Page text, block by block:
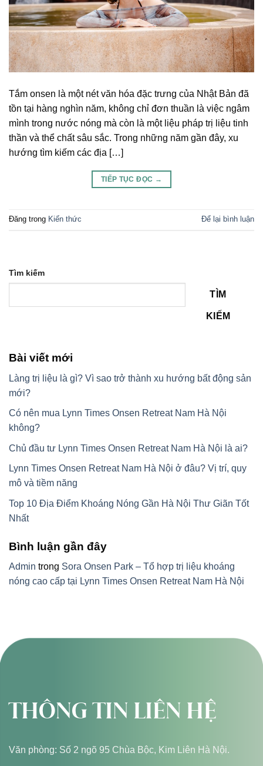
Tắm onsen là một nét văn hóa đặc trưng của Nhật Bản đã
tồn tại hàng nghìn năm, không chỉ đơn thuần là việc ngâm
mình trong nước nóng mà còn là một liệu pháp trị liệu tinh
thần và thể chất sâu sắc. Trong những năm gần đây, xu
hướng tìm kiếm các địa […]
TIẾP TỤC ĐỌC →
Đăng trong Kiến thức Để lại bình luận
Tìm kiếm
TÌM
KIẾM
Bài viết mới
Làng trị liệu là gì? Vì sao trở thành xu hướng bất động sản
mới?
Có nên mua Lynn Times Onsen Retreat Nam Hà Nội
không?
Chủ đầu tư Lynn Times Onsen Retreat Nam Hà Nội là ai?
Lynn Times Onsen Retreat Nam Hà Nội ở đâu? Vị trí, quy
mô và tiềm năng
Top 10 Địa Điểm Khoáng Nóng Gần Hà Nội Thư Giãn Tốt
Nhất
Bình luận gần đây
Admin trong Sora Onsen Park – Tổ hợp trị liệu khoáng
nóng cao cấp tại Lynn Times Onsen Retreat Nam Hà Nội
THÔNG TIN LIÊN HỆ
Văn phòng: Số 2 ngõ 95 Chùa Bộc, Kim Liên Hà Nội.